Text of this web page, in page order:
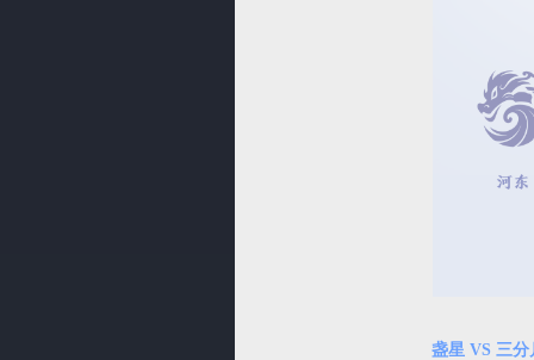
盏星 VS 三